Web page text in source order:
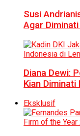
Susi
Agar
Diana Dewi:
Kian
Eksklusif